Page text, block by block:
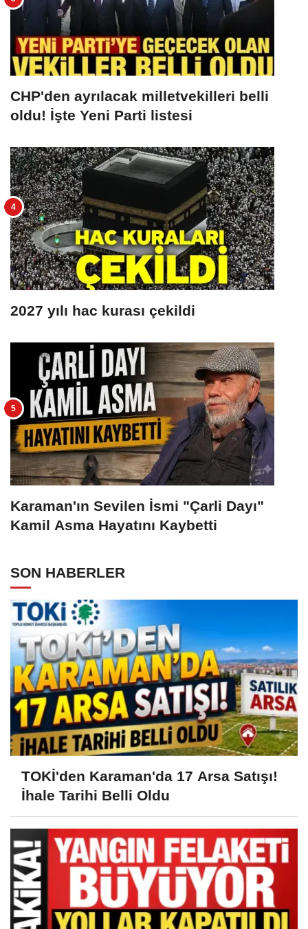
CHP'den ayrılacak milletvekilleri belli
oldu! İşte Yeni Parti listesi
2027 yılı hac kurası çekildi
Karaman'ın Sevilen İsmi "Çarli Dayı"
Kamil Asma Hayatını Kaybetti
SON HABERLER
TOKİ'den Karaman'da 17 Arsa Satışı!
İhale Tarihi Belli Oldu